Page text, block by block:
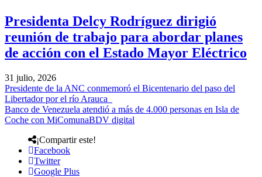
Presidenta Delcy Rodríguez dirigió
reunión de trabajo para abordar planes
de acción con el Estado Mayor Eléctrico
31 julio, 2026
Presidente de la ANC conmemoró el Bicentenario del paso del
Libertador por el río Arauca
Banco de Venezuela atendió a más de 4.000 personas en Isla de
Coche con MiComunaBDV digital
¡Compartir este!
Facebook
Twitter
Google Plus